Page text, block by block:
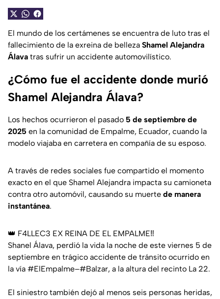
El mundo de los certámenes se encuentra de luto tras el
fallecimiento de la exreina de belleza Shamel Alejandra
Álava tras sufrir un accidente automovilístico.
¿Cómo fue el accidente donde murió
Shamel Alejandra Álava?
Los hechos ocurrieron el pasado 5 de septiembre de
2025 en la comunidad de Empalme, Ecuador, cuando la
modelo viajaba en carretera en compañía de su esposo.
A través de redes sociales fue compartido el momento
exacto en el que Shamel Alejandra impacta su camioneta
contra otro automóvil, causando su muerte de manera
instantánea.
👑 F4LLEC3 EX REINA DE EL EMPALME‼️
Shanel Álava, perdió la vida la noche de este viernes 5 de
septiembre en trágico accidente de tránsito ocurrido en
la vía #ElEmpalme–#Balzar, a la altura del recinto La 22.
El siniestro también dejó al menos seis personas heridas,